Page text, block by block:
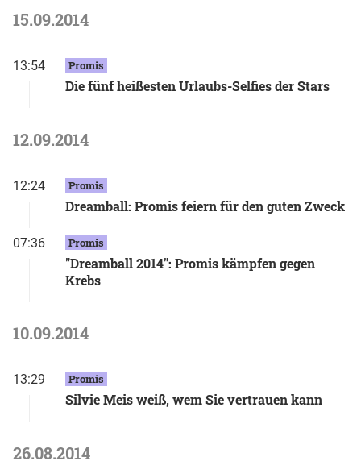
15.09.2014
13:54 Promis
Die fünf heißesten Urlaubs-Selfies der Stars
12.09.2014
12:24 Promis
Dreamball: Promis feiern für den guten Zweck
07:36 Promis
"Dreamball 2014": Promis kämpfen gegen
Krebs
10.09.2014
13:29 Promis
Silvie Meis weiß, wem Sie vertrauen kann
26.08.2014